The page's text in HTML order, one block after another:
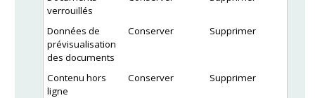
verrouillés
Données de
prévisualisation
des documents
Conserver Supprimer
Contenu hors
ligne
Conserver Supprimer